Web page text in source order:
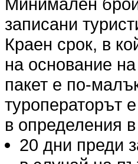
записани
Краен срок, в
на основание
пакет е по-
туроператорът
в определения
20 дни преди